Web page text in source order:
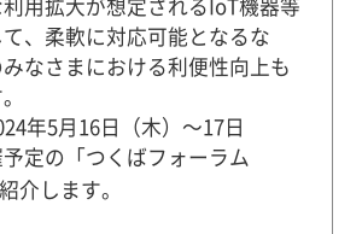
用拡大が想定されるIoT機器等
、柔軟に対応可能となるな
なさまにおける利便性向上も
年5月16日（木）～17日
予定の「つくばフォーラム
介します。